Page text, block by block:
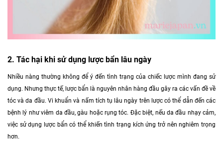
2. Tác hại khi sử dụng lược bẩn lâu ngày
Nhiều nàng thường không để ý đến tình trạng của chiếc lược mình đang sử
dụng. Nhưng thực tế, lược bẩn là nguyên nhân hàng đầu gây ra các vấn đề về
tóc và da đầu. Vi khuẩn và nấm tích tụ lâu ngày trên lược có thể dẫn đến các
bệnh lý như viêm da đầu, gàu hoặc rụng tóc. Đặc biệt, nếu da đầu nhạy cảm,
việc sử dụng lược bẩn có thể khiến tình trạng kích ứng trở nên nghiêm trọng
hơn.